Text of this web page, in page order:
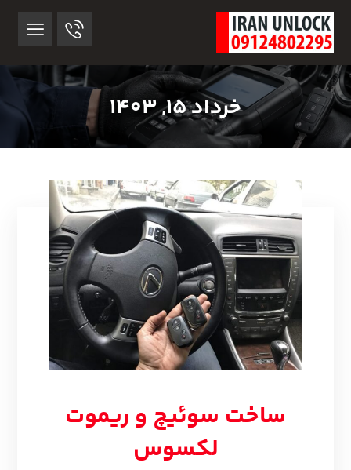
خرداد ۱۵, ۱۴۰۳
ساخت سوئیچ و ریموت
لکسوس